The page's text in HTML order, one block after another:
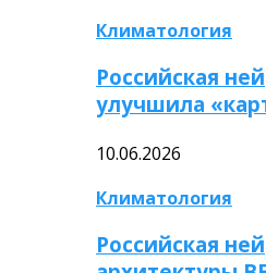
Климатология
Российская
улучшила
10.06.2026
Климатология
Российская